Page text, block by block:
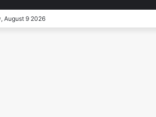
August 9 2026